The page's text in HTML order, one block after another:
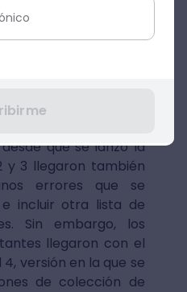
hace que este
en el framework
que se lanzó la
y 3 llegaron también
errores que se
incluir otra lista de
Sin embargo, los
llegaron con el
versión en la que se
de colección de